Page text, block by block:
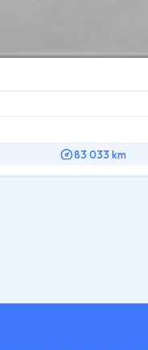
83 033 km